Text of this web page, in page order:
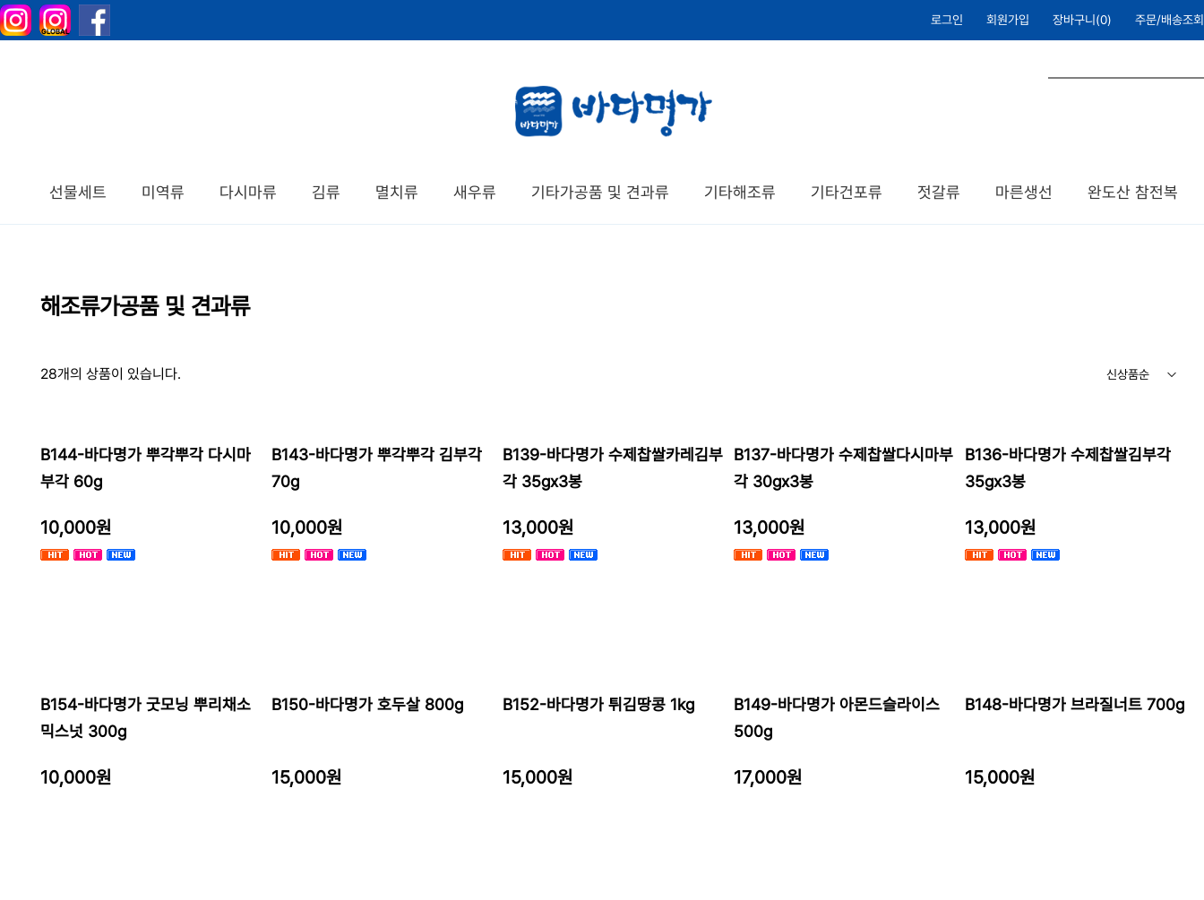
로그인 회원가입 장바구니(0) 주문/배송조회
선물세트 미역류 다시마류 김류 멸치류 새우류 기타가공품 및 견과류 기타해조류 기타건포류 젓갈류 마른생선 완도산 참전복
해조류가공품 및 견과류
28개의 상품이 있습니다.
B144-바다명가 뿌각뿌각 다시마
부각 60g
10,000원
B143-바다명가 뿌각뿌각 김부각
70g
10,000원
B139-바다명가 수제찹쌀카레김부
각 35gx3봉
13,000원
B137-바다명가 수제찹쌀다시마부
각 30gx3봉
13,000원
B136-바다명가 수제찹쌀김부각
35gx3봉
13,000원
B154-바다명가 굿모닝 뿌리채소
믹스넛 300g
10,000원
B150-바다명가 호두살 800g
15,000원
B152-바다명가 튀김땅콩 1kg
15,000원
B149-바다명가 아몬드슬라이스
500g
17,000원
B148-바다명가 브라질너트 700g
15,000원